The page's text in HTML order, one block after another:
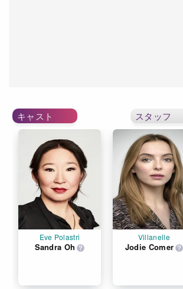
キャスト スタッフ
Eve Polastri
Sandra Oh
Villanelle
Jodie Comer